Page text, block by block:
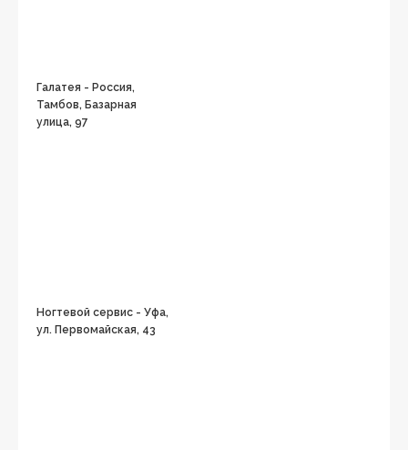
Галатея - Россия,
Тамбов, Базарная
улица, 97
Ногтевой сервис - Уфа,
ул. Первомайская, 43